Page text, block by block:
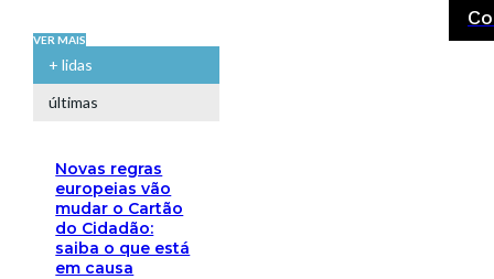
VER MAIS
+ lidas
últimas
Novas regras
europeias vão
mudar o Cartão
do Cidadão:
saiba o que está
em causa